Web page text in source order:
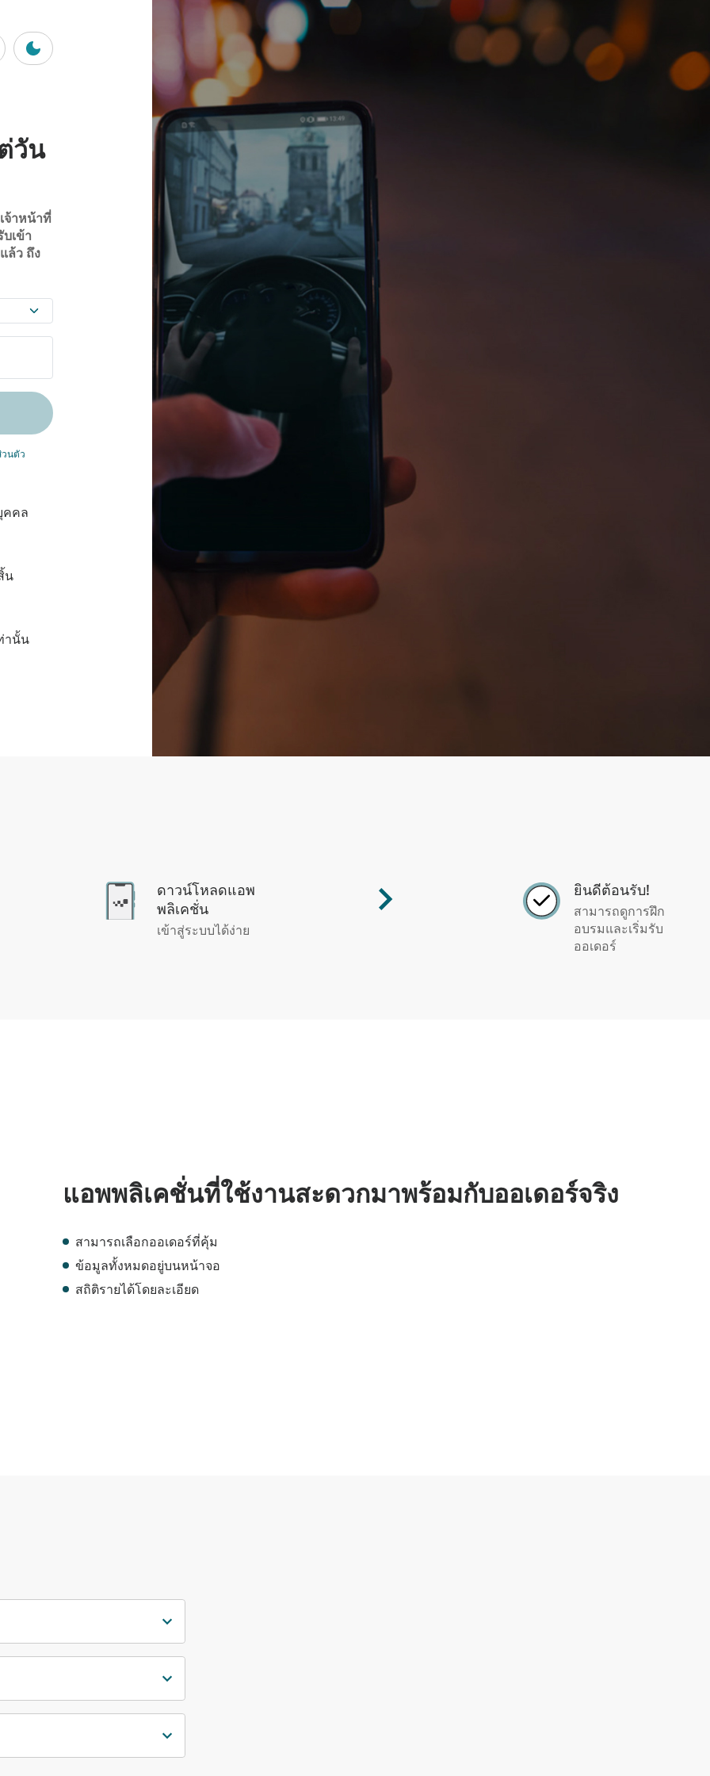
วัน
จ้าหน้าที่
เข้า
ล้ว ถึง
นตัว
คคล
น
านั้น
ดาวน์โหลดแอพ
พลิเคชั่น
เข้าสู่ระบบได้ง่าย
ยินดีต้อนรับ!
สามารถดูการฝึก
อบรมและเริ่มรับ
ออเดอร์
แอพพลิเคชั่นที่ใช้งานสะดวกมาพร้อมกับออเดอร์จริง
สามารถเลือกออเดอร์ที่คุ้ม
ข้อมูลทั้งหมดอยู่บนหน้าจอ
สถิติรายได้โดยละเอียด